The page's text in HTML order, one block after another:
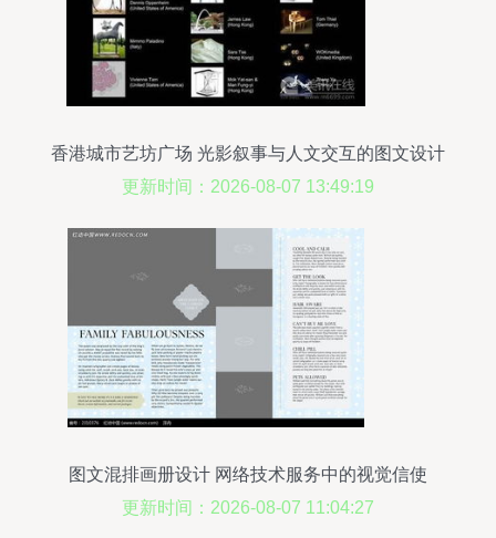
香港城市艺坊广场 光影叙事与人文交互的图文设计
探析
更新时间：2026-08-07 13:49:19
图文混排画册设计 网络技术服务中的视觉信使
更新时间：2026-08-07 11:04:27